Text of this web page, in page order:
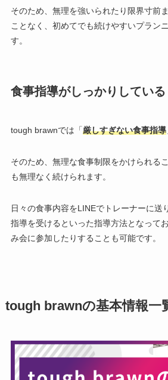
そのため、無理を強いられたり限界寸前
ことなく、初めてでも続けやすいプラン
す。
食事指導がしっかりしている
tough brawnでは「厳しすぎない食事指導
そのため、無理な食事制限をかけられる
も無理なく続けられます。
日々の食事内容をLINEでトレーナーに送
指導を受けるといった指導方法となって
み会に参加したりすることも可能です。
tough brawnの基本情報一